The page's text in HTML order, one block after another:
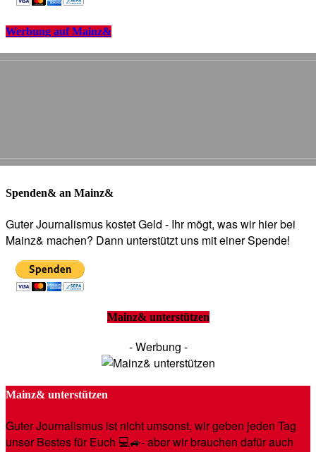
Werbung auf Mainz&
Spenden& an Mainz&
Guter Journalismus kostet Geld - Ihr mögt, was wir hier bei
Mainz& machen? Dann unterstützt uns mit einer Spende!
Mainz& unterstützen
- Werbung -
Mainz& unterstützen
Guter Journalismus ist nicht umsonst, wir geben jeden Tag
unser Bestes für Euch 💻🚙- aber wir brauchen dafür auch